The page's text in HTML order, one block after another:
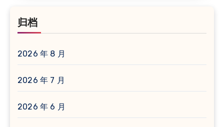
归档
2026 年 8 月
2026 年 7 月
2026 年 6 月